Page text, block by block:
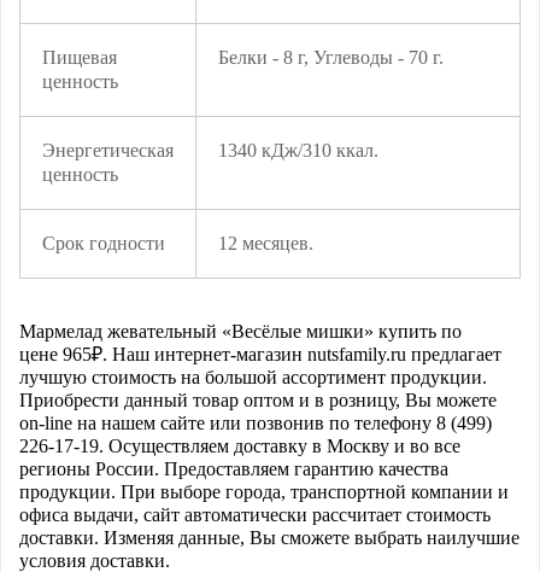
Пищевая
ценность
Белки - 8 г, Углеводы - 70 г.
Энергетическая
ценность
1340 кДж/310 ккал.
Срок годности 12 месяцев.
Мармелад жевательный «Весёлые мишки» купить по
цене 965₽. Наш интернет-магазин nutsfamily.ru предлагает
лучшую стоимость на большой ассортимент продукции.
Приобрести данный товар оптом и в розницу, Вы можете
on-line на нашем сайте или позвонив по телефону 8 (499)
226-17-19. Осуществляем доставку в Москву и во все
регионы России. Предоставляем гарантию качества
продукции. При выборе города, транспортной компании и
офиса выдачи, сайт автоматически рассчитает стоимость
доставки. Изменяя данные, Вы сможете выбрать наилучшие
условия доставки.